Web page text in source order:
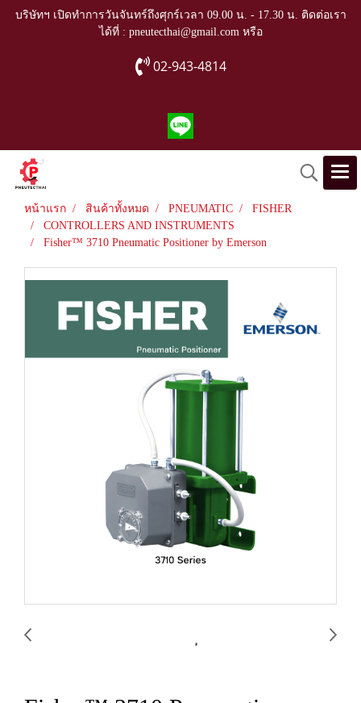
บริษัทฯ เปิดทำการวันจันทร์ถึงศุกร์เวลา 09.00 น. - 17.30 น. ติดต่อเรา
ได้ที่ : pneutecthai@gmail.com หรือ
02-943-4814
หน้าแรก สินค้าทั้งหมด PNEUMATIC
FISHER
CONTROLLERS AND INSTRUMENTS
Fisher™ 3710 Pneumatic Positioner by Emerson